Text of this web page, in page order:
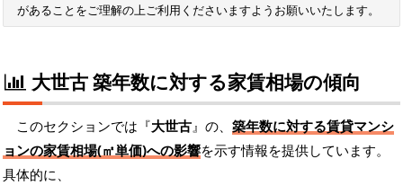
があることをご理解の上ご利用くださいますようお願いいたします。
大世古 築年数に対する家賃相場の傾向
このセクションでは『大世古』の、 築年数に対する賃貸マンシ
ョンの家賃相場(㎡単価)への影響を示す情報を提供しています。
具体的に、